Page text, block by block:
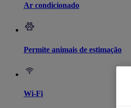
Ar condicionado
Permite animais de estimação
Wi-Fi